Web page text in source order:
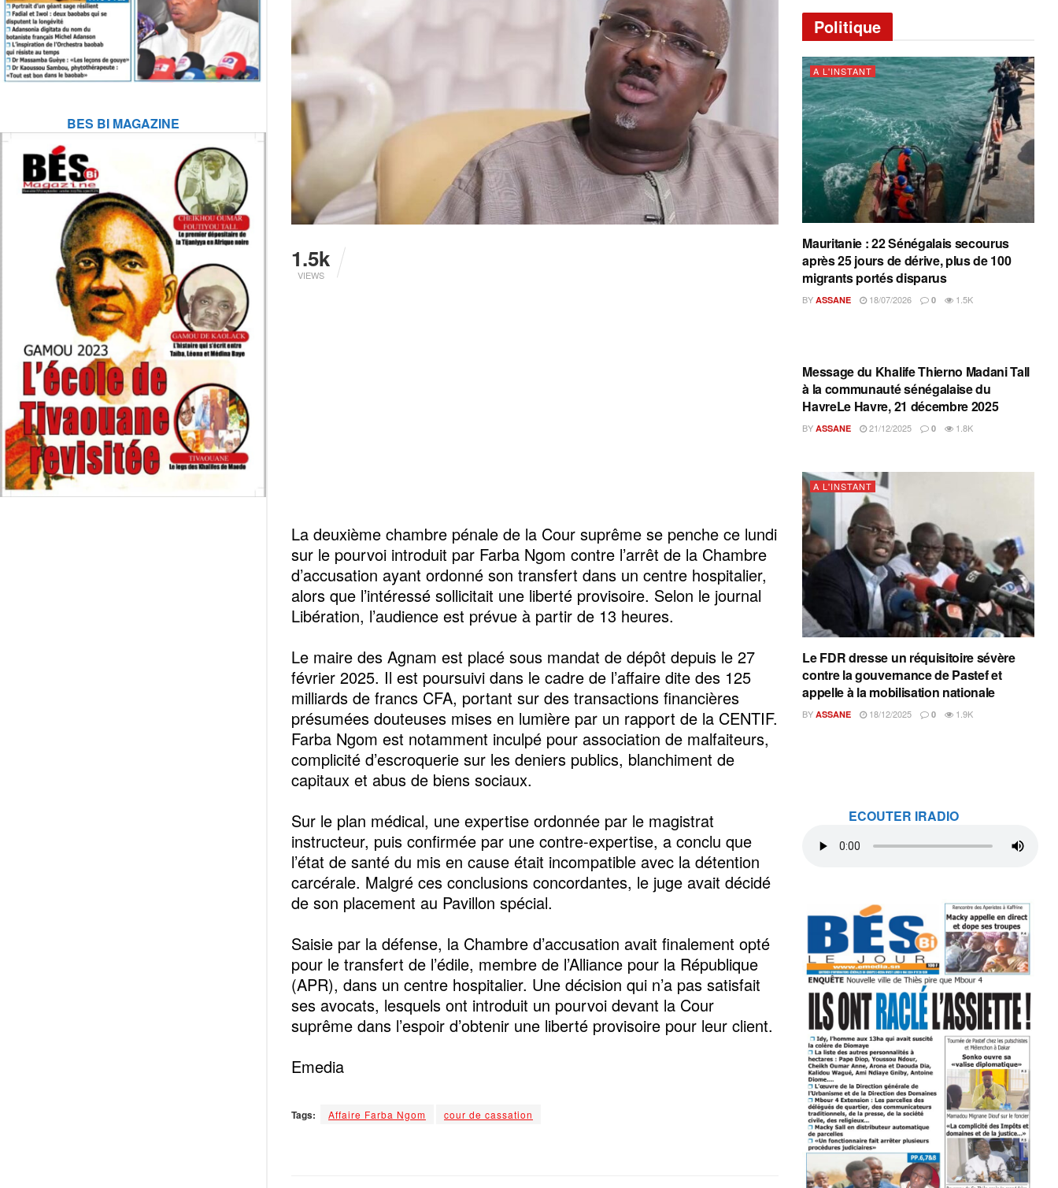
BES BI MAGAZINE
1.5k
VIEWS
La deuxième chambre pénale de la Cour suprême se penche ce lundi
sur le pourvoi introduit par Farba Ngom contre l’arrêt de la Chambre
d’accusation ayant ordonné son transfert dans un centre hospitalier,
alors que l’intéressé sollicitait une liberté provisoire. Selon le journal
Libération, l’audience est prévue à partir de 13 heures.
Le maire des Agnam est placé sous mandat de dépôt depuis le 27
février 2025. Il est poursuivi dans le cadre de l’affaire dite des 125
milliards de francs CFA, portant sur des transactions financières
présumées douteuses mises en lumière par un rapport de la CENTIF.
Farba Ngom est notamment inculpé pour association de malfaiteurs,
complicité d’escroquerie sur les deniers publics, blanchiment de
capitaux et abus de biens sociaux.
Sur le plan médical, une expertise ordonnée par le magistrat
instructeur, puis confirmée par une contre-expertise, a conclu que
l’état de santé du mis en cause était incompatible avec la détention
carcérale. Malgré ces conclusions concordantes, le juge avait décidé
de son placement au Pavillon spécial.
Saisie par la défense, la Chambre d’accusation avait finalement opté
pour le transfert de l’édile, membre de l’Alliance pour la République
(APR), dans un centre hospitalier. Une décision qui n’a pas satisfait
ses avocats, lesquels ont introduit un pourvoi devant la Cour
suprême dans l’espoir d’obtenir une liberté provisoire pour leur client.
Emedia
Tags: Affaire Farba Ngom cour de cassation
Politique
A L'INSTANT
Mauritanie : 22 Sénégalais secourus
après 25 jours de dérive, plus de 100
migrants portés disparus
BY ASSANE 18/07/2026 0 1.5K
A L'INSTANT
Message du Khalife Thierno Madani Tall
à la communauté sénégalaise du
HavreLe Havre, 21 décembre 2025
BY ASSANE 21/12/2025 0 1.8K
A L'INSTANT
Le FDR dresse un réquisitoire sévère
contre la gouvernance de Pastef et
appelle à la mobilisation nationale
BY ASSANE 18/12/2025 0 1.9K
ECOUTER IRADIO